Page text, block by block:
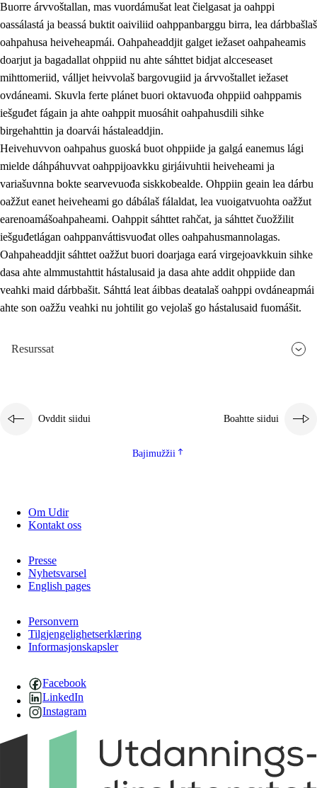
Buorre árvvoštallan, mas vuordámušat leat čielgasat ja oahppi
oassálastá ja beassá buktit oaiviliid oahppanbarggu birra, lea dárbbašlaš
oahpahusa heiveheapmái. Oahpaheaddjit galget iežaset oahpaheamis
doarjut ja bagadallat ohppiid nu ahte sáhttet bidjat alcceseaset
mihttomeriid, válljet heivvolaš bargovugiid ja árvvoštallet iežaset
ovdáneami. Skuvla ferte plánet buori oktavuođa ohppiid oahppamis
iešguđet fágain ja ahte oahppit muosáhit oahpahusdili sihke
birgehahttin ja doarvái hástaleaddjin.
Heivehuvvon oahpahus guoská buot ohppiide ja galgá eanemus lági
mielde dáhpáhuvvat oahppijoavkku girjáivuhtii heiveheami ja
variašuvnna bokte searvevuođa siskkobealde. Ohppiin geain lea dárbu
oažžut eanet heiveheami go dábálaš fálaldat, lea vuoigatvuohta oažžut
earenoamášoahpaheami. Oahppit sáhttet rahčat, ja sáhttet čuožžilit
iešguđetlágan oahppanváttisvuođat olles oahpahusmannolagas.
Oahpaheaddjit sáhttet oažžut buori doarjaga eará virgejoavkkuin sihke
dasa ahte almmustahttit hástalusaid ja dasa ahte addit ohppiide dan
veahki maid dárbbašit. Sáhttá leat áibbas deaŧalaš oahppi ovdáneapmái
ahte son oažžu veahki nu johtilit go vejolaš go hástalusaid fuomášit.
Resurssat
Ovddit siidui Boahtte siidui
Bajimužžii
Om Udir
Kontakt oss
Presse
Nyhetsvarsel
English pages
Personvern
Tilgjengelighetserklæring
Informasjonskapsler
Facebook
LinkedIn
Instagram